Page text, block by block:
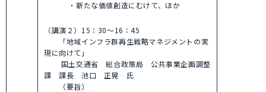
・新たな価値創造にむけて、ほか
（講演２）15：30～16：45
「地域インフラ群再生戦略マネジメントの実
現に向けて」
国土交通省 総合政策局 公共事業企画調整
課 課長 池口 正晃 氏
（要旨）